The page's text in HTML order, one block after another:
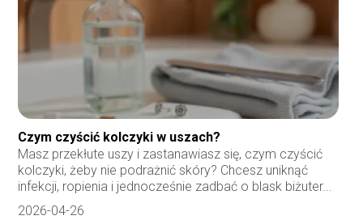
Czym czyścić kolczyki w uszach?
Masz przekłute uszy i zastanawiasz się, czym czyścić
kolczyki, żeby nie podrażnić skóry? Chcesz uniknąć
infekcji, ropienia i jednocześnie zadbać o blask biżuter...
2026-04-26